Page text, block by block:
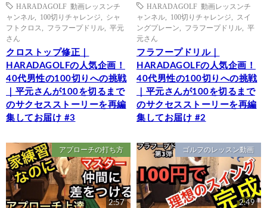
HARADAGOLF 動画レッスンチ
ャンネル
100切りチャレンジ
シャ
フトクロス
フラフープドリル
平元
さん
クロストップ修正｜
HARADAGOLFの人気企画！
40代男性の100切りへの挑戦
｜平元さんが100を切るまで
のサクセスストーリーを再編
集してお届け #3
HARADAGOLF 動画レッスンチ
ャンネル
100切りチャレンジ
スイ
ングプレーン
フラフープドリル
平
元さん
フラフープドリル｜
HARADAGOLFの人気企画！
40代男性の100切りへの挑戦
｜平元さんが100を切るまで
のサクセスストーリーを再編
集してお届け #2
アプローチの打ち方
2:57
ゴルフのレッスン動画
2:49